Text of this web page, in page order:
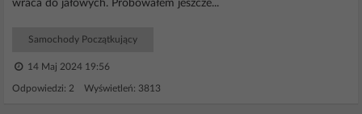
wraca do jałowych. Próbowałem jeszcze...
Samochody Początkujący
14 Maj 2024 19:56
Odpowiedzi: 2 Wyświetleń: 3813